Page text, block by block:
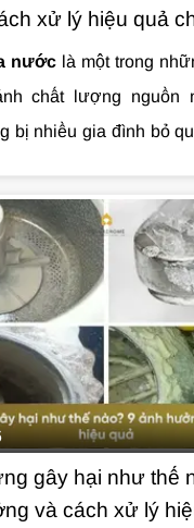
xử lý hiệu quả
nước là một trong
chất lượng nguồn
bị nhiều gia đình bỏ
hiệu quả của
thọ hệ thống
là gì, có gây hại cho
quả như thế nào?
chi tiết trong bài viết
gây hại như thế
và cách xử lý